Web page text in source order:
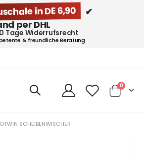
in DE 6,90
✔
per DHL
Tage Widerrufsrecht
& freundliche Beratung
Cart
0Artikel
SCHEIBENWISCHER